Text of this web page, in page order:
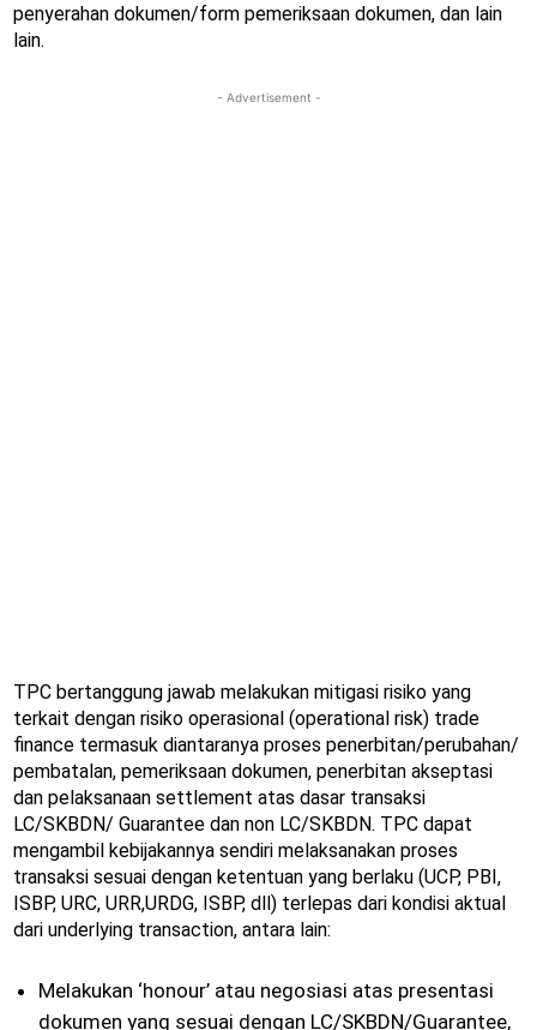
penyerahan dokumen/form pemeriksaan dokumen, dan lain
lain.
- Advertisement -
TPC bertanggung jawab melakukan mitigasi risiko yang
terkait dengan risiko operasional (operational risk) trade
finance termasuk diantaranya proses penerbitan/perubahan/
pembatalan, pemeriksaan dokumen, penerbitan akseptasi
dan pelaksanaan settlement atas dasar transaksi
LC/SKBDN/ Guarantee dan non LC/SKBDN. TPC dapat
mengambil kebijakannya sendiri melaksanakan proses
transaksi sesuai dengan ketentuan yang berlaku (UCP, PBI,
ISBP, URC, URR,URDG, ISBP, dll) terlepas dari kondisi aktual
dari underlying transaction, antara lain:
Melakukan ‘honour’ atau negosiasi atas presentasi
dokumen yang sesuai dengan LC/SKBDN/Guarantee,